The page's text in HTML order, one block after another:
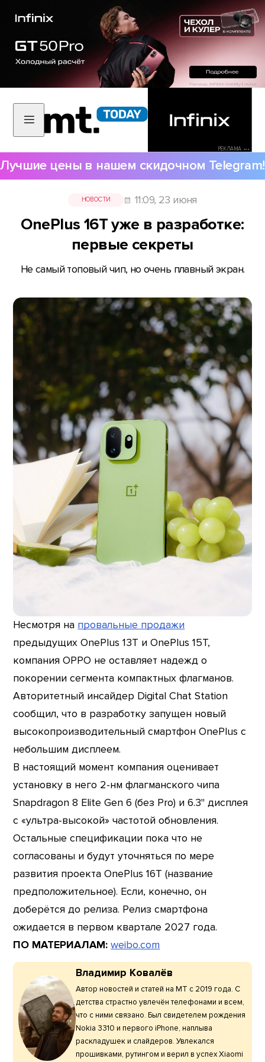
РЕКЛАМА •••
Лучшие цены в нашем скидочном Telegram!
НОВОСТИ 11:09, 23 июня
OnePlus 16T уже в разработке:
первые секреты
Не самый топовый чип, но очень плавный экран.
Несмотря на провальные продажи
предыдущих OnePlus 13T и OnePlus 15T,
компания OPPO не оставляет надежд о
покорении сегмента компактных флагманов.
Авторитетный инсайдер Digital Chat Station
сообщил, что в разработку запущен новый
высокопроизводительный смартфон OnePlus с
небольшим дисплеем.
В настоящий момент компания оценивает
установку в него 2-нм флагманского чипа
Snapdragon 8 Elite Gen 6 (без Pro) и 6.3" дисплея
с «ультра-высокой» частотой обновления.
Остальные спецификации пока что не
согласованы и будут уточняться по мере
развития проекта OnePlus 16T (название
предположительное). Если, конечно, он
доберётся до релиза. Релиз смартфона
ожидается в первом квартале 2027 года.
ПО МАТЕРИАЛАМ: weibo.com
Владимир Ковалёв
Автор новостей и статей на МТ с 2019 года. С
детства страстно увлечён телефонами и всем,
что с ними связано. Был свидетелем рождения
Nokia 3310 и первого iPhone, наплыва
раскладушек и слайдеров. Увлекался
прошивками, рутингом и верил в успех Xiaomi